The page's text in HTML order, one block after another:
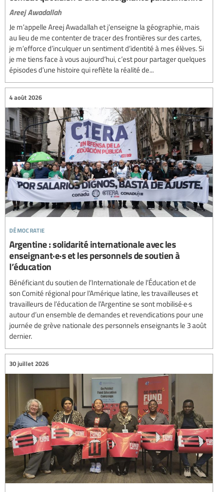
Areej Awadallah
Je m’appelle Areej Awadallah et j’enseigne la géographie, mais
au lieu de me contenter de tracer des frontières sur des cartes,
je m’efforce d’inculquer un sentiment d’identité à mes élèves. Si
je me tiens face à vous aujourd’hui, c’est pour partager quelques
épisodes d’une histoire qui reflète la réalité de...
démocratie
4 août 2026
Argentine : solidarité internationale avec les
enseignant·e·s et les personnels de soutien à
l’éducation
Bénéficiant du soutien de l’Internationale de l’Éducation et de
son Comité régional pour l’Amérique latine, les travailleuses et
travailleurs de l’éducation de l’Argentine se sont mobilisé·e·s
autour d’un ensemble de demandes et revendications pour une
journée de grève nationale des personnels enseignants le 3 août
dernier.
30 juillet 2026